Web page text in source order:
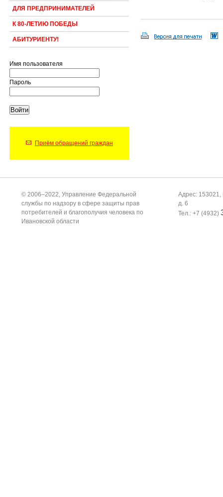
ДЛЯ ПРЕДПРИНИМАТЕЛЕЙ
К 80-ЛЕТИЮ ПОБЕДЫ
АБИТУРИЕНТУ!
Имя пользователя
Пароль
Приём обращений граждан
© 2006–2022, Управление Федеральной
службы по надзору в сфере защиты прав
потребителей и благополучия человека по
Ивановской области
Адрес: 153021,
д. 6
Тел.: +7 (4932)